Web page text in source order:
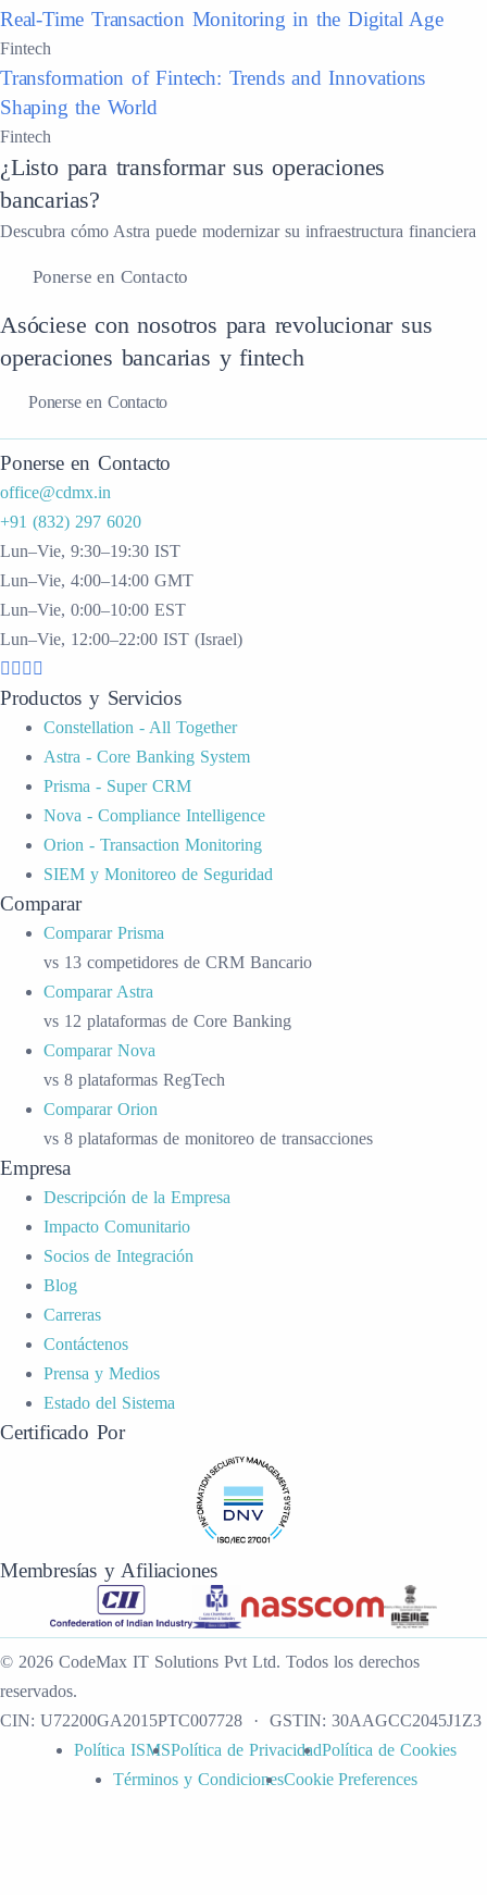
Real-Time Transaction Monitoring in the Digital Age
Fintech
Transformation of Fintech: Trends and Innovations
Shaping the World
Fintech
¿Listo para transformar sus operaciones
bancarias?
Descubra cómo Astra puede modernizar su infraestructura financiera
Ponerse en Contacto
Asóciese con nosotros para revolucionar sus
operaciones bancarias y fintech
Ponerse en Contacto
Ponerse en Contacto
office@cdmx.in
+91 (832) 297 6020
Lun–Vie, 9:30–19:30 IST
Lun–Vie, 4:00–14:00 GMT
Lun–Vie, 0:00–10:00 EST
Lun–Vie, 12:00–22:00 IST (Israel)
Productos y Servicios
Constellation - All Together
Astra - Core Banking System
Prisma - Super CRM
Nova - Compliance Intelligence
Orion - Transaction Monitoring
SIEM y Monitoreo de Seguridad
Comparar
Comparar Prisma
vs 13 competidores de CRM Bancario
Comparar Astra
vs 12 plataformas de Core Banking
Comparar Nova
vs 8 plataformas RegTech
Comparar Orion
vs 8 plataformas de monitoreo de transacciones
Empresa
Descripción de la Empresa
Impacto Comunitario
Socios de Integración
Blog
Carreras
Contáctenos
Prensa y Medios
Estado del Sistema
Certificado Por
Membresías y Afiliaciones
© 2026 CodeMax IT Solutions Pvt Ltd. Todos los derechos
reservados.
CIN: U72200GA2015PTC007728 · GSTIN: 30AAGCC2045J1Z3
Política ISMSPolítica de PrivacidadPolítica de Cookies
Términos y CondicionesCookie Preferences